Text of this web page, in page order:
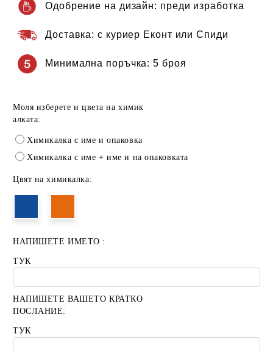
Одобрение на дизайн: преди изработка
Доставка: с куриер Еконт или Спиди
Минимална поръчка: 5 броя
Моля изберете и цвета на химик
алката:
Химикалка с име и опаковка
Химикалка с име + име и на опаковката
Цвят на химикалка:
НАПИШЕТЕ ИМЕТО :
ТУК
НАПИШЕТЕ ВАШЕТО КРАТКО
ПОСЛАНИЕ:
ТУК